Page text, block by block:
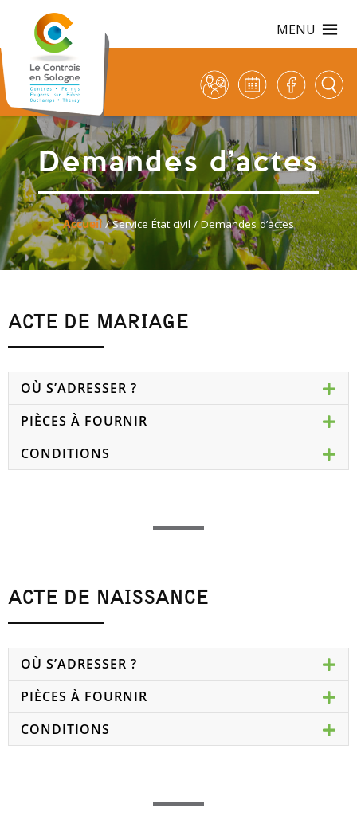
MENU
Demandes d’actes
Accueil/Service État civil / Demandes d’actes
ACTE DE MARIAGE
OÙ S’ADRESSER ?
PIÈCES À FOURNIR
CONDITIONS
ACTE DE NAISSANCE
OÙ S’ADRESSER ?
PIÈCES À FOURNIR
CONDITIONS